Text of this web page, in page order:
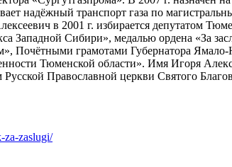
надёжный транспорт газа по
в 2001 г. избирается депутатом
Западной Сибири», медалью ордена «За
Почётными грамотами Губернатора
Тюменской области». Имя Игоря
Православной церкви Святого
za-zaslugi/